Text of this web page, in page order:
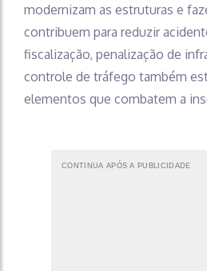
modernizam as estruturas e
contribuem para reduzir
fiscalização, penalização de
controle de tráfego também
elementos que combatem a
CONTINUA APÓS A PUBLICIDADE